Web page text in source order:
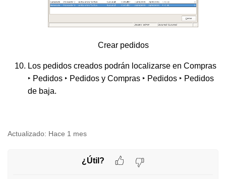
Crear pedidos
Los pedidos creados podrán localizarse en Compras
‣ Pedidos ‣ Pedidos y Compras ‣ Pedidos ‣ Pedidos
de baja.
Actualizado: Hace 1 mes
¿Útil?